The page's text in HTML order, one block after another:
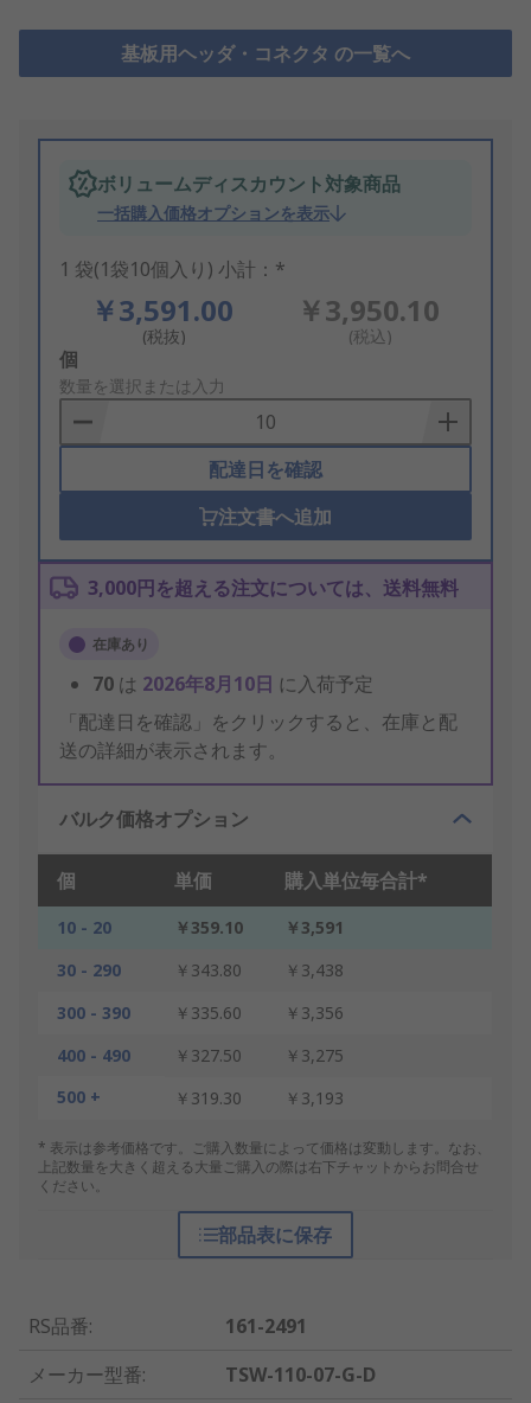
基板用ヘッダ・コネクタ の一覧へ
ボリュームディスカウント対象商品
一括購入価格オプションを表示
1 袋(1袋10個入り) 小計：*
￥3,591.00
(税抜)
￥3,950.10
(税込)
Add
to
Basket
個
数量を選択または入力
配達日を確認
注文書へ追加
3,000円を超える注文については、送料無料
在庫あり
70 は 2026年8月10日 に入荷予定
「配達日を確認」をクリックすると、在庫と配
送の詳細が表示されます。
バルク価格オプション
個 単価 購入単位毎合計*
10 - 20 ￥359.10
￥3,591
30 - 290
￥343.80
￥3,438
300 - 390
￥335.60
￥3,356
400 - 490
￥327.50
￥3,275
500 +
￥319.30 ￥3,193
* 表示は参考価格です。ご購入数量によって価格は変動します。なお、
上記数量を大きく超える大量ご購入の際は右下チャットからお問合せ
ください。
部品表に保存
RS品番:
161-2491
メーカー型番:
TSW-110-07-G-D